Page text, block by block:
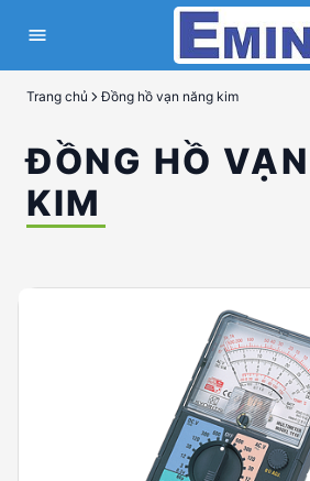
Trang chủ Đồng hồ vạn năng kim
ĐỒNG HỒ
KIM